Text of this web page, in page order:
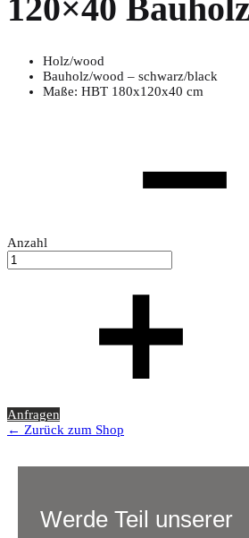
120×40
Holz/wood
Bauholz/wood – schwarz/black
Maße: HBT 180x120x40 cm
Anzahl
Anfragen
← Zurück zum Shop
Werde Teil unserer